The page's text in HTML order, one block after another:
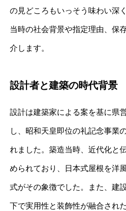
の見どころもいっそう味わい深
当時の社会背景や指定理由、保
介します。
設計者と建築の時代背景
設計は建築家による案を基に県
し、昭和天皇即位の礼記念事業
れました。築造当時、近代化と
められており、日本式屋根を洋
式がその象徴でした。また、建
下で実用性と装飾性が融合され